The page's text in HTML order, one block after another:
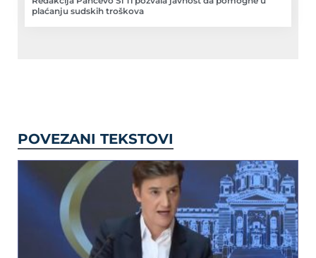
plaćanju sudskih troškova
POVEZANI TEKSTOVI